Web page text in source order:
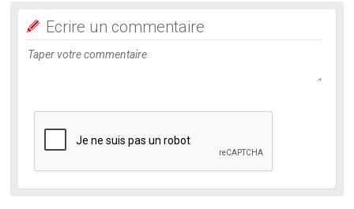
Ecrire un commentaire